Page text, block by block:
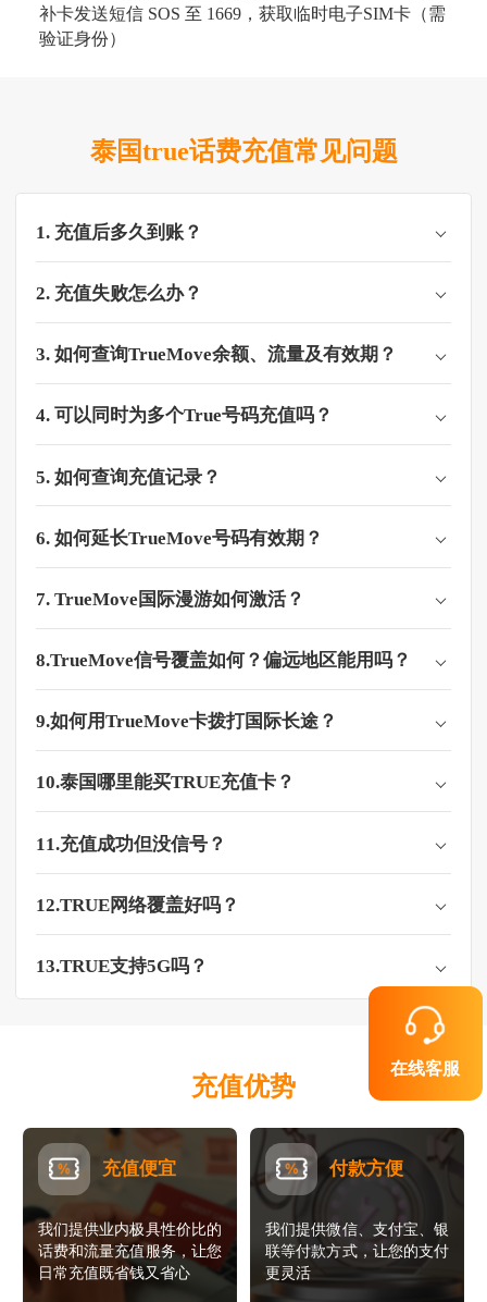
在线客服
补卡​​ 发送短信 SOS 至 ​​1669​​，获取临时电子SIM卡（需
验证身份）
泰国true话费充值常见问题
1. 充值后多久到账？
2. 充值失败怎么办？
3. 如何查询TrueMove余额、流量及有效期？​
4. 可以同时为多个True号码充值吗？
5. 如何查询充值记录？
6. 如何延长TrueMove号码有效期？​
7. TrueMove国际漫游如何激活？
8.TrueMove信号覆盖如何？偏远地区能用吗？​
9.如何用TrueMove卡拨打国际长途？​
10.泰国哪里能买TRUE充值卡？​​
11.充值成功但没信号？
12.TRUE网络覆盖好吗？​
13.TRUE支持5G吗？
充值优势
充值便宜
我们提供业内极具性价比的
话费和流量充值服务，让您
日常充值既省钱又省心
付款方便
我们提供微信、支付宝、银
联等付款方式，让您的支付
更灵活